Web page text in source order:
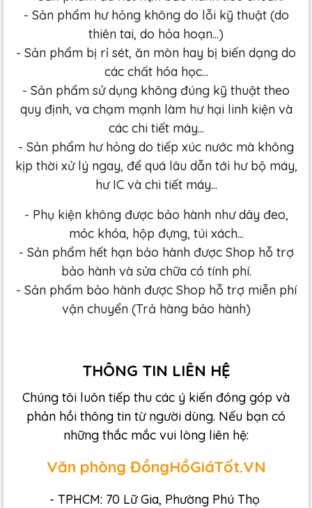
- Sản phẩm hư hỏng không do lỗi kỹ thuật (do
thiên tai, do hỏa hoạn...)
- Sản phẩm bị rỉ sét, ăn mòn hay bị biến dạng do
các chất hóa học...
- Sản phẩm sử dụng không đúng kỹ thuật theo
quy định, va chạm mạnh làm hư hại linh kiện và
các chi tiết máy...
- Sản phẩm hư hỏng do tiếp xúc nước mà không
kịp thời xử lý ngay, để quá lâu dẫn tới hư bộ máy,
hư IC và chi tiết máy...
- Phụ kiện không được bảo hành như dây đeo,
móc khóa, hộp đựng, túi xách...
- Sản phẩm hết hạn bảo hành được Shop hỗ trợ
bảo hành và sửa chữa có tính phí.
- Sản phẩm bảo hành được Shop hỗ trợ miễn phí
vận chuyển (Trả hàng bảo hành)
THÔNG TIN LIÊN HỆ
Chúng tôi luôn tiếp thu các ý kiến đóng góp và
phản hồi thông tin từ người dùng. Nếu bạn có
những thắc mắc vui lòng liên hệ:
Văn phòng ĐồngHồGiáTốt.VN
- TPHCM: 70 Lữ Gia, Phường Phú Thọ